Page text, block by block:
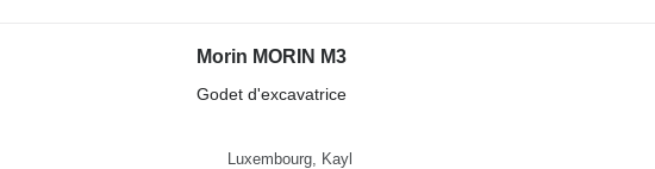
Morin MORIN M3
Godet d'excavatrice
Luxembourg, Kayl